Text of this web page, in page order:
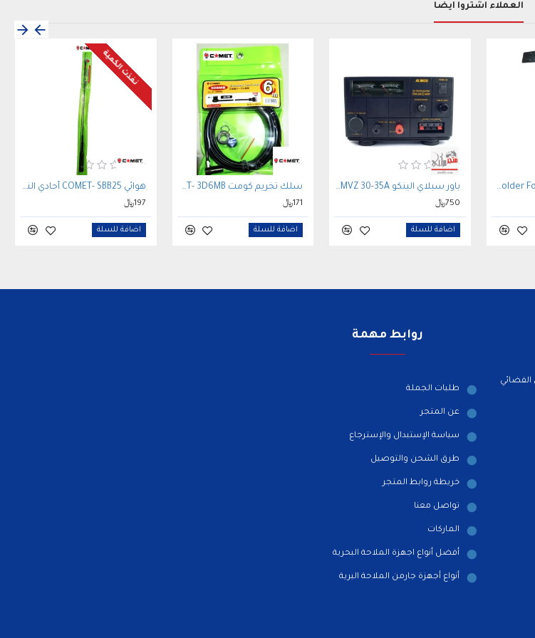
العملاء اشتروا أيضاً
LIDO LM-300-28-EXT-03 Seat Bolt Mount With Multi-Device Holder For All Remote Heads باور سبلاي الينكو ALINCO DM-340 MVZ 30-35A مزود طاقة لاسلكي
750﷼
اضافة للسلة
سلك تخريم كومت COMET- 3D6MB
171﷼
اضافة للسلة
نفذت الكمية
هوائي COMET- SBB25 أحادي النطاق
197﷼
اضافة للسلة
الفضائي
روابط مهمة
طلبات الجملة
عن المتجر
سياسة الإستبدال والإسترجاع
طرق الشحن والتوصيل
خريطة روابط المتجر
تواصل معنا
الماركات
أفضل أنواع اجهزة الملاحة البحرية
أنواع أجهزة جارمن الملاحة البرية